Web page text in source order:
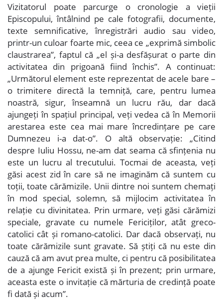
Vizitatorul poate parcurge o cronologie a vieții
Episcopului, întâlnind pe cale fotografii, documente,
texte semnificative, înregistrări audio sau video,
printr-un culoar foarte mic, ceea ce „exprimă simbolic
claustrarea”, faptul că „el și-a desfășurat o parte din
activitatea din prigoană fiind închis”. A continuat:
„Următorul element este reprezentat de acele bare –
o trimitere directă la temniță, care, pentru lumea
noastră, sigur, înseamnă un lucru rău, dar dacă
ajungeți în spațiul principal, veți vedea că în Memorii
arestarea este cea mai mare încredințare pe care
Dumnezeu i-a dat-o”. O altă observație: „Citind
despre Iuliu Hossu, ne-am dat seama că sfințenia nu
este un lucru al trecutului. Tocmai de aceasta, veți
găsi acest zid în care să ne imaginăm că suntem cu
toții, toate cărămizile. Unii dintre noi suntem chemați
în mod special, solemn, să mijlocim activitatea în
relație cu divinitatea. Prin urmare, veți găsi cărămizi
speciale, gravate cu numele Fericiților, atât greco-
catolici cât și romano-catolici. Dar dacă observați, nu
toate cărămizile sunt gravate. Să știți că nu este din
cauză că am avut prea multe, ci pentru că posibilitatea
de a ajunge Fericit există și în prezent; prin urmare,
aceasta este o invitație că mărturia de credință poate
fi dată și acum”.